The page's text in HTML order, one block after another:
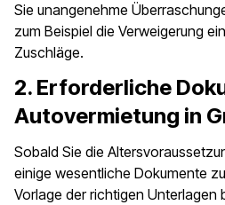
Sie unangenehme
zum Beispiel die Verweigerung
Zuschläge.
2. Erforderliche
Autovermietung in
Sobald Sie die
einige wesentliche Dokumente
Vorlage der richtigen Unterlagen